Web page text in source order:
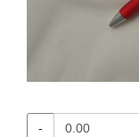
-